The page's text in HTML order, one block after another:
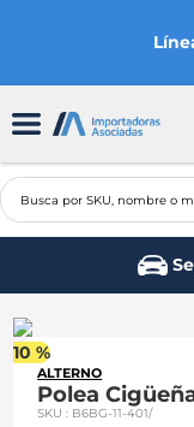
Busca por SKU,
10 %
ALTERNO
Polea
SKU: B6BG-11-401/
2
3.
spark gt
ford fiesta